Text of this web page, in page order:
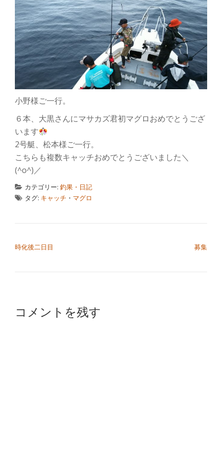
小野様ご一行。
６本、大黒さんにマサカズ君初マグロおめでとうござ
います
2号艇、松本様ご一行。
こちらも複数キャッチおめでとうございました＼
(^o^)／
カテゴリー: 釣果・日記
タグ: キャッチ ・ マグロ
時化後二日目 募集
コメントを残す